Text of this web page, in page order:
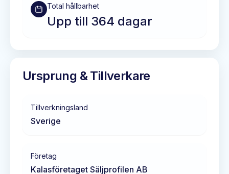
Total hållbarhet
Upp till 364 dagar
Ursprung & Tillverkare
Tillverkningsland
Sverige
Företag
Kalasföretaget Säljprofilen AB